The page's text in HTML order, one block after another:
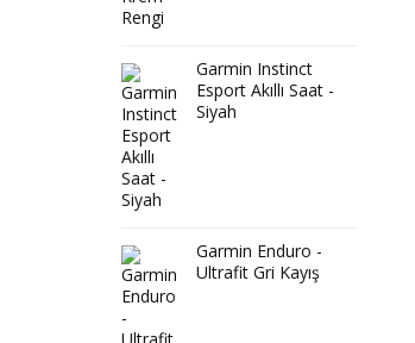
Garmin Instinct
Esport Akıllı Saat -
Siyah
Garmin Enduro -
Ultrafit Gri Kayış